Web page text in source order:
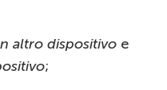
altro dispositivo e
;